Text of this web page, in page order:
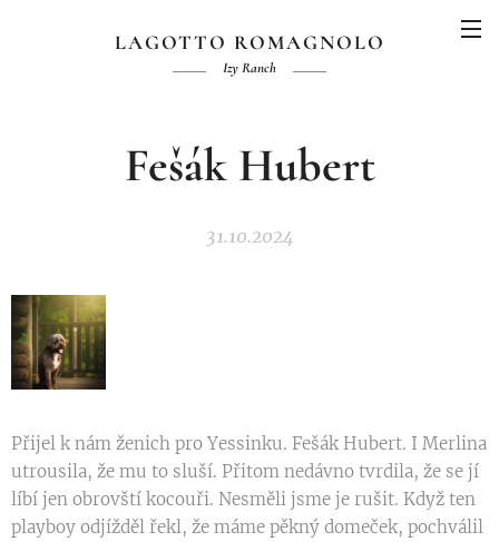
LAGOTTO ROMAGNOLO
Izy Ranch
Fešák Hubert
31.10.2024
Přijel k nám ženich pro Yessinku. Fešák Hubert. I Merlina
utrousila, že mu to sluší. Přitom nedávno tvrdila, že se jí
líbí jen obrovští kocouři. Nesměli jsme je rušit. Když ten
playboy odjížděl řekl, že máme pěkný domeček, pochválil